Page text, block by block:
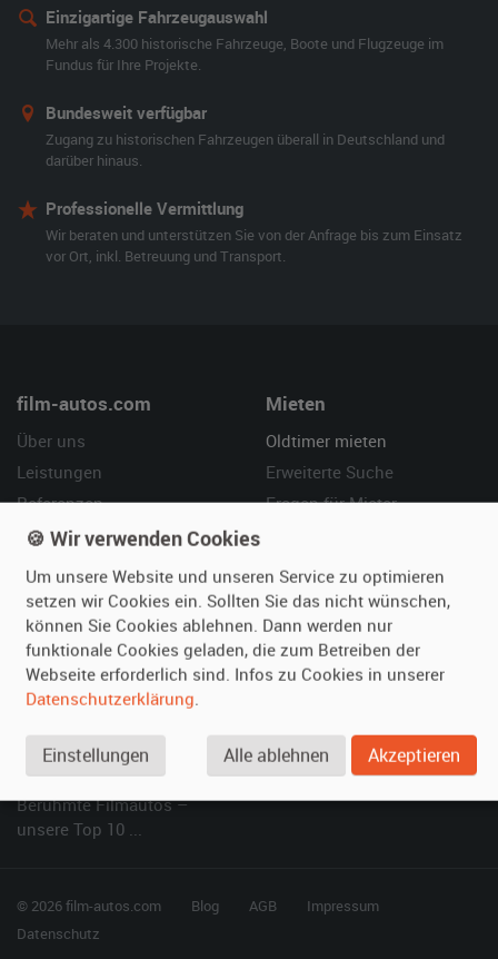
Einzigartige Fahrzeugauswahl
Mehr als 4.300 historische Fahrzeuge, Boote und Flugzeuge im
Fundus für Ihre Projekte.
Bundesweit verfügbar
Zugang zu historischen Fahrzeugen überall in Deutschland und
darüber hinaus.
Professionelle Vermittlung
Wir beraten und unterstützen Sie von der Anfrage bis zum Einsatz
vor Ort, inkl. Betreuung und Transport.
film-autos.com
Über uns
Leistungen
Referenzen
Kundenmeinungen
Mieten
Oldtimer mieten
Erweiterte Suche
Fragen für Mieter
Vermieten
Oldtimer anmelden
Fotos senden
Fragen für Vermieter
Hilfe
Häufige Fragen (FAQ)
So funktioniert's
SPECIAL
Berühmte Filmautos –
unsere Top 10 ...
© 2026 film-autos.com Blog AGB
Impressum
Datenschutz
🍪 Wir verwenden Cookies
Um unsere Website und unseren Service zu optimieren
setzen wir Cookies ein. Sollten Sie das nicht wünschen,
können Sie Cookies ablehnen. Dann werden nur
funktionale Cookies geladen, die zum Betreiben der
Webseite erforderlich sind. Infos zu Cookies in unserer
Datenschutzerklärung.
Einstellungen Alle ablehnen Akzeptieren